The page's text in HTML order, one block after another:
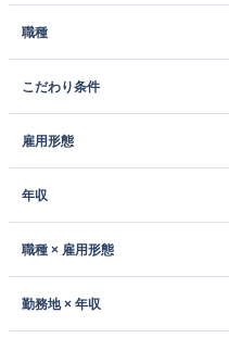
職種
こだわり条件
雇用形態
年収
職種 × 雇用形態
勤務地 × 年収